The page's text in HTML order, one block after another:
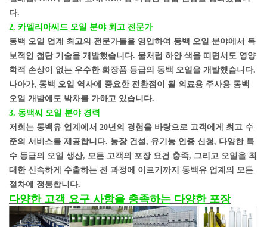
다.
2. 카멜리아씨드 오일 분야 최고 전문가
동백 오일 업계 최고의 전문가들을 영입하여 동백 오일 분야에서 독
보적인 첨단 기술을 개발했습니다. 물처럼 하얀 색을 띠면서도 영양
학적 손상이 없는 우수한 화장품 등급의 동백 오일을 개발했습니다.
나아가, 동백 오일 역사에 중요한 전환점이 될 의료용 주사용 동백
오일 개발에도 박차를 가하고 있습니다.
3. 동백씨 오일 분야 경력
저희는 동백유 업계에서 20년의 경험을 바탕으로 고객에게 최고 수
준의 서비스를 제공합니다. 농장 건설, 유기농 인증 신청, 다양한 특
수 등급의 오일 생산, 모든 고객의 포장 요건 충족, 그리고 오일을 최
대한 신속하게 수출하는 전 과정에 이르기까지 동백유 업계의 모든
절차에 정통합니다.
다양한 고객 요구 사항을 충족하는 다양한 포장